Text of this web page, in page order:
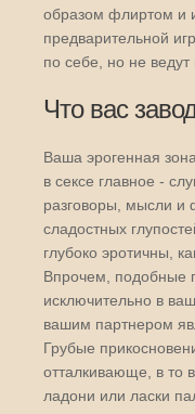
образом флиртом и
предварительной
по себе, но не
Что вас
Ваша эрогенная
в сексе главное -
разговоры, мысли и
сладостных
глубоко эротичны,
Впрочем, подобные
исключительно в
вашим партнером
Грубые
отталкивающе, в то
ладони или ласки